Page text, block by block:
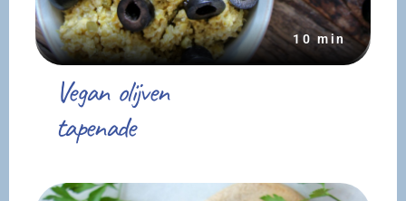
Vegan olijven
tapenade
10 min